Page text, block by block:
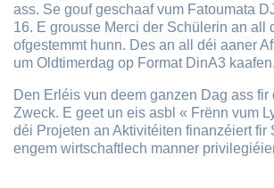
ass. Se gouf geschaaf vum Fatoumata
16. E grousse Merci der Schülerin an all
ofgestemmt hunn. Des an all déi aaner
um Oldtimerdag op Format DinA3 kaafen.
Den Erléis vun deem ganzen Dag ass fir
Zweck. E geet un eis asbl « Frënn vum
déi Projeten an Aktivitéiten finanzéiert fir
engem wirtschaftlech manner